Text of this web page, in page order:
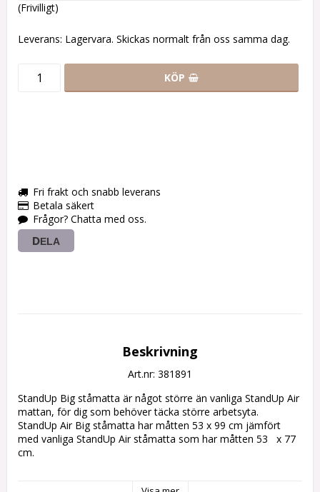
(Frivilligt)
Leverans: Lagervara. Skickas normalt från oss samma dag.
KÖP
Fri frakt och snabb leverans
Betala säkert
Frågor? Chatta med oss.
DELA
Beskrivning
Art.nr: 381891
StandUp Big ståmatta är något större än vanliga StandUp Air
mattan, för dig som behöver täcka större arbetsyta.
StandUp Air Big ståmatta har måtten 53 x 99 cm jämfört
med vanliga StandUp Air ståmatta som har måtten 53   x 77
cm.